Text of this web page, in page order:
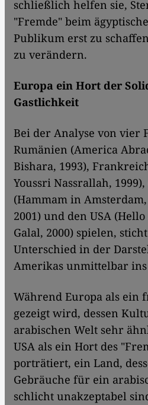
schließlich helfen sie,
"Fremde" beim
Publikum erst zu
zu verändern.
Europa ein Hort der
Gastlichkeit
Bei der Analyse von vier
Rumänien (America
Bishara, 1993),
Youssri Nassrallah,
(Hammam in
2001) und den USA
Galal, 2000) spielen,
Unterschied in der
Amerikas unmittelbar ins
Während Europa als ein
gezeigt wird, dessen
arabischen Welt sehr
USA als ein Hort des
porträtiert, ein Land,
Gebräuche für ein
schlicht unakzeptabel